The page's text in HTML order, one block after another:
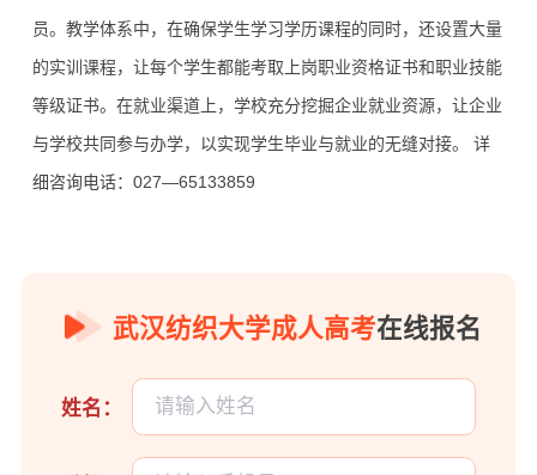
员。教学体系中，在确保学生学习学历课程的同时，还设置大量
的实训课程，让每个学生都能考取上岗职业资格证书和职业技能
等级证书。在就业渠道上，学校充分挖掘企业就业资源，让企业
与学校共同参与办学，以实现学生毕业与就业的无缝对接。 详
细咨询电话：027—65133859
武汉纺织大学成人高考在线报名
姓名：